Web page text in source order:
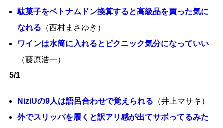
駄菓子をベトナムドン換算すると高級品を買った気に
なれる （西村まさゆき）
ワインは水筒に入れるとピクニック気分になっていい
（藤原浩一）
5/1
NiziUの9人は語呂合わせで覚えられる （井上マサキ）
外でスリッパを履くと訳アリ感が出てサボってるみた